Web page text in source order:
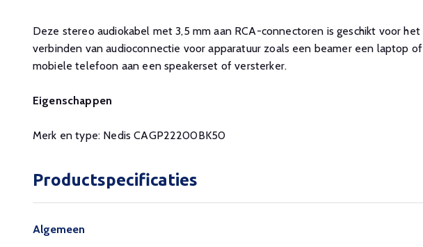
Deze stereo audiokabel met 3,5 mm aan RCA-connectoren is geschikt voor het
verbinden van audioconnectie voor apparatuur zoals een beamer een laptop of
mobiele telefoon aan een speakerset of versterker.
Eigenschappen
Merk en type: Nedis CAGP22200BK50
Productspecificaties
Algemeen